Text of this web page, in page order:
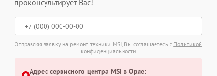
проконсультирует Вас!
Отправляя заявку на ремонт техники MSI, Вы соглашаетесь с Политикой
конфиденциальности
Адрес сервисного центра MSI в Орле: